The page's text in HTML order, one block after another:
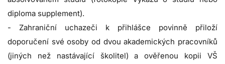
diploma supplement).
- Zahraniční uchazeči k přihlášce povinně přiloží
doporučení své osoby od dvou akademických pracovníků
(jiných než nastávající školitel) a ověřenou kopii VŠ